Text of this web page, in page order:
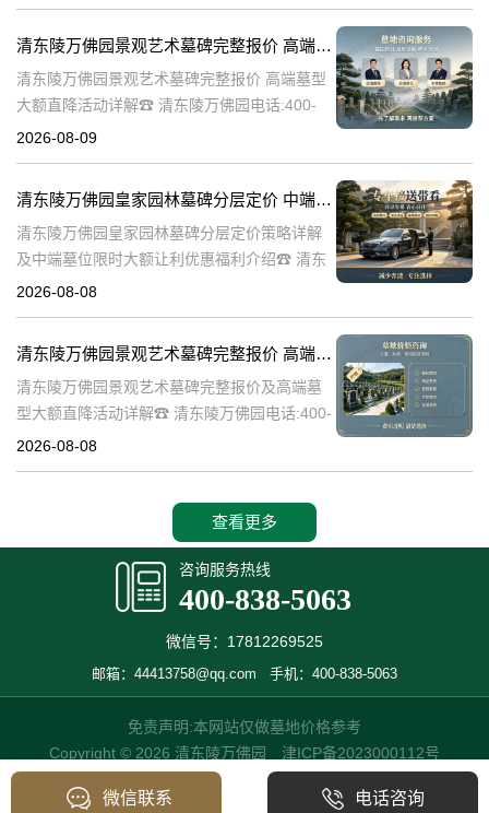
清东陵万佛园景观艺术墓碑完整报价 高端墓型大额直降活动详解
清东陵万佛园景观艺术墓碑完整报价 高端墓型
大额直降活动详解☎ 清东陵万佛园电话:400-
838-5063清东陵万佛园，作为中国著名的皇家
2026-08-09
清东陵万佛园皇家园林墓碑分层定价 中端墓位限时大额让利详解及优惠福利
清东陵万佛园皇家园林墓碑分层定价策略详解
及中端墓位限时大额让利优惠福利介绍☎ 清东
陵万佛园电话:400-838-5063清东陵万佛园，作
2026-08-08
清东陵万佛园景观艺术墓碑完整报价 高端墓型大额直降活动详解
清东陵万佛园景观艺术墓碑完整报价及高端墓
型大额直降活动详解☎ 清东陵万佛园电话:400-
838-5063清东陵万佛园，作为中国历史悠久的
2026-08-08
查看更多
咨询服务热线
400-838-5063
微信号：17812269525
邮箱：44413758@qq.com 手机：400-838-5063
免责声明:本网站仅做墓地价格参考
Copyright © 2026 清东陵万佛园 津ICP备2023000112号
微信联系 电话咨询